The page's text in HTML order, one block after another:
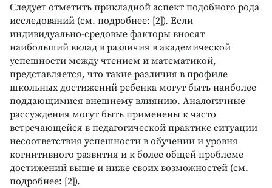
Следует отметить прикладной аспект подобного рода
исследований (см. подробнее: [2]). Если
индивидуально-средовые факторы вносят
наибольший вклад в различия в академической
успешности между чтением и математикой,
представляется, что такие различия в профиле
школьных достижений ребенка могут быть наиболее
поддающимися внешнему влиянию. Аналогичные
рассуждения могут быть применены к часто
встречающейся в педагогической практике ситуации
несоответствия успешности в обучении и уровня
когнитивного развития и к более общей проблеме
достижений выше и ниже своих возможностей (см.
подробнее: [2]).